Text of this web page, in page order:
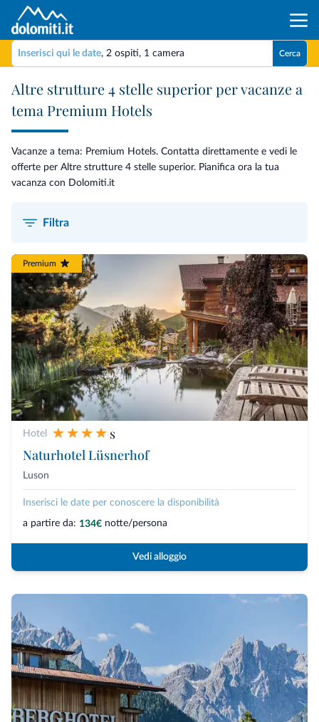
Inserisci qui le date, 2 ospiti, 1 camera Cerca
Altre strutture 4 stelle superior per vacanze a
tema Premium Hotels
Vacanze a tema: Premium Hotels. Contatta direttamente e vedi le
offerte per Altre strutture 4 stelle superior. Pianifica ora la tua
vacanza con Dolomiti.it
Filtra
Premium
Hotel
s
Naturhotel Lüsnerhof
Luson
Inserisci le date per conoscere la disponibilità
a partire da: 134€ notte/persona
Vedi alloggio